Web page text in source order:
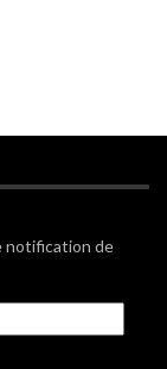
notification de